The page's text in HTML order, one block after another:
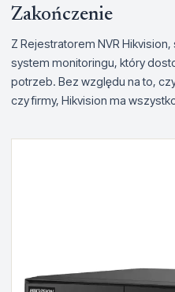
Zakończenie
Z Rejestratorem NVR
system monitoringu, który
potrzeb. Bez względu na to,
czy firmy, Hikvision ma